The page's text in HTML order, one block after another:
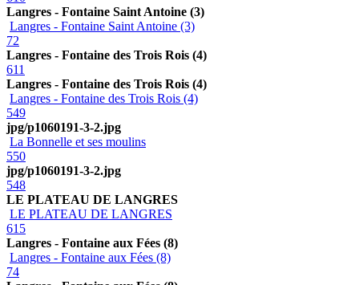
Langres - Fontaine Saint Antoine (3)
Langres - Fontaine Saint Antoine (3)
72
Langres - Fontaine des Trois Rois (4)
611
Langres - Fontaine des Trois Rois (4)
Langres - Fontaine des Trois Rois (4)
549
jpg/p1060191-3-2.jpg
La Bonnelle et ses moulins
550
jpg/p1060191-3-2.jpg
548
LE PLATEAU DE LANGRES
LE PLATEAU DE LANGRES
615
Langres - Fontaine aux Fées (8)
Langres - Fontaine aux Fées (8)
74